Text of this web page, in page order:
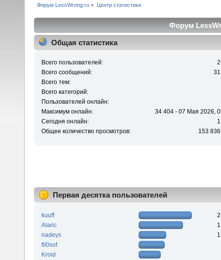
Форум LessWrong.ru » Центр статистики
Форум
Общая статистика
Всего пользователей:
Всего сообщений:
Всего тем:
Всего категорий:
Пользователей онлайн:
Максимум онлайн:
34 404 - 07 Мая 2026,
Сегодня онлайн:
Общее количество просмотров:
153
Первая десятка пользователей
kuuff
Alaric
nadeys
fil0sof
Kroid